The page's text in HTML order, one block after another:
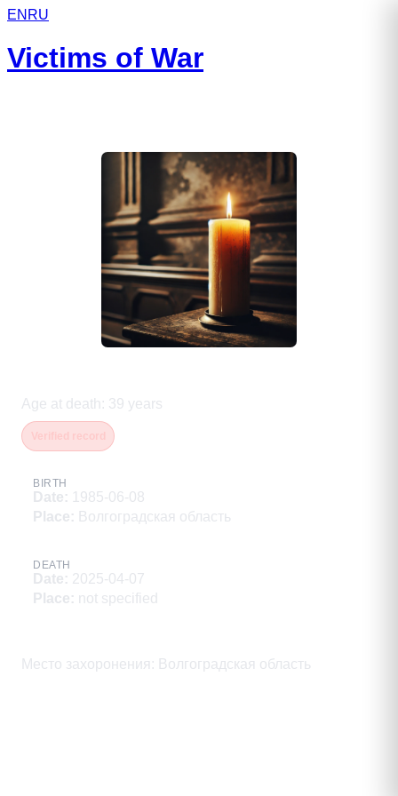
EN RU
Victims of War
Age at death : 39 years
BIRTH
Date: 1985-06-08
Place: Волгоградская область
DEATH
Date: 2025-04-07
Place: not specified
Место захоронения: Волгоградская область